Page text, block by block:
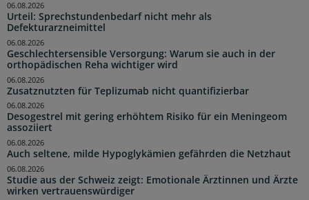
Urteil: Sprechstundenbedarf nicht mehr als
Defekturarzneimittel
06.08.2026
Geschlechtersensible Versorgung: Warum sie auch in der
orthopädischen Reha wichtiger wird
06.08.2026
Zusatznutzten für Teplizumab nicht quantifizierbar
06.08.2026
Desogestrel mit gering erhöhtem Risiko für ein Meningeom
assoziiert
06.08.2026
Auch seltene, milde Hypoglykämien gefährden die Netzhaut
06.08.2026
Studie aus der Schweiz zeigt: Emotionale Ärztinnen und Ärzte
wirken vertrauenswürdiger
06.08.2026